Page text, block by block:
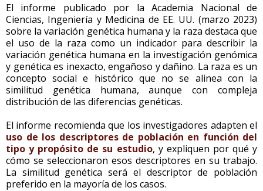
El informe publicado por la Academia Nacional de
Ciencias, Ingeniería y Medicina de EE. UU. (marzo 2023)
sobre la variación genética humana y la raza destaca que
el uso de la raza como un indicador para describir la
variación genética humana en la investigación genómica
y genética es inexacto, engañoso y dañino. La raza es un
concepto social e histórico que no se alinea con la
similitud genética humana, aunque con compleja
distribución de las diferencias genéticas.
El informe recomienda que los investigadores adapten el
uso de los descriptores de población en función del
tipo y propósito de su estudio, y expliquen por qué y
cómo se seleccionaron esos descriptores en su trabajo.
La similitud genética será el descriptor de población
preferido en la mayoría de los casos.